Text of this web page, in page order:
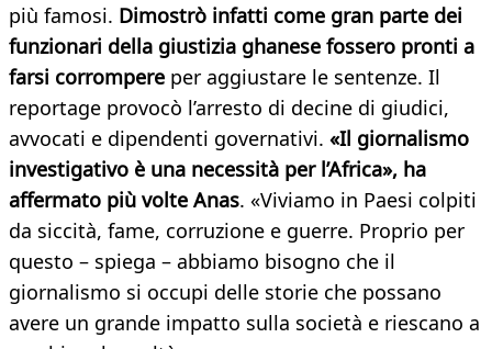
più famosi. Dimostrò infatti come gran parte dei
funzionari della giustizia ghanese fossero pronti a
farsi corrompere per aggiustare le sentenze. Il
reportage provocò l’arresto di decine di giudici,
avvocati e dipendenti governativi. «Il giornalismo
investigativo è una necessità per l’Africa», ha
affermato più volte Anas. «Viviamo in Paesi colpiti
da siccità, fame, corruzione e guerre. Proprio per
questo – spiega – abbiamo bisogno che il
giornalismo si occupi delle storie che possano
avere un grande impatto sulla società e riescano a